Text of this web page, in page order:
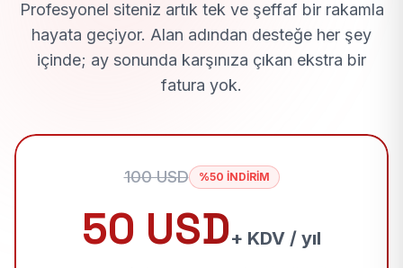
Profesyonel siteniz artık tek ve şeffaf bir rakamla
hayata geçiyor. Alan adından desteğe her şey
içinde; ay sonunda karşınıza çıkan ekstra bir
fatura yok.
100 USD %50 İNDİRİM
50 USD+ KDV / yıl